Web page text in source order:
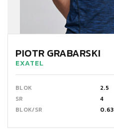
PIOTR GRABARSKI
EXATEL
BLOK 2.5
SR
4
BLOK/SR
0.63